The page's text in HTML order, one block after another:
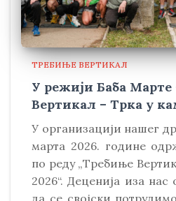
ТРЕБИЊЕ ВЕРТИКАЛ
У режији Баба Марте
Вертикал – Трка у
У организацији нашег
марта 2026. године
по реду „Требиње
2026“. Деценија иза нас